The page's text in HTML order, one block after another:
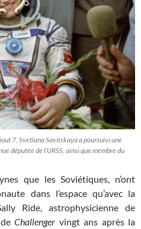
7, Svetlana Savitskaya a poursuivi une
députée de l’URSS, ainsi que membre du
que les Soviétiques, n’ont
dans l’espace qu’avec la
Ride, astrophysicienne de
Challenger vingt ans après la